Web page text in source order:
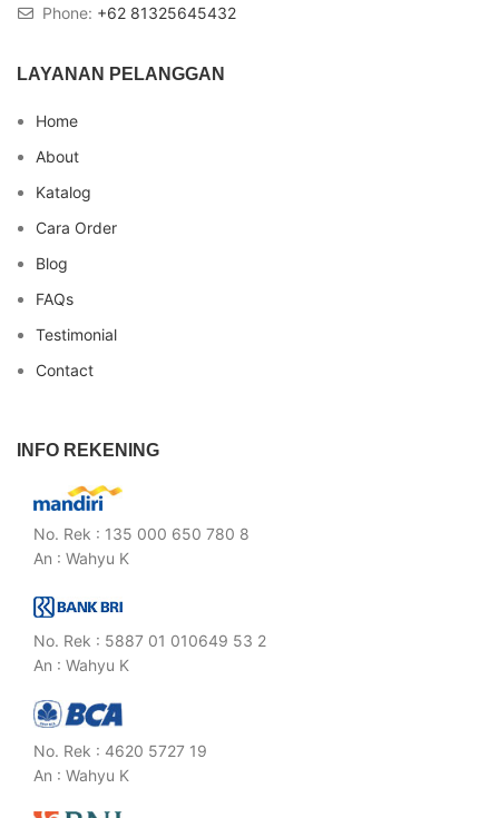
Phone: +62 81325645432
LAYANAN PELANGGAN
Home
About
Katalog
Cara Order
Blog
FAQs
Testimonial
Contact
INFO REKENING
No. Rek : 135 000 650 780 8
An : Wahyu K
No. Rek : 5887 01 010649 53 2
An : Wahyu K
No. Rek : 4620 5727 19
An : Wahyu K